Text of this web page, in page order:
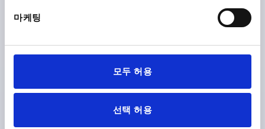
마케팅
모두 허용
선택 허용
다.